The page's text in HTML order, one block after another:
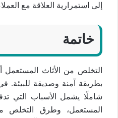
إلى استمرارية العلاقة مع
خاتمة
التخلص من الأثاث
بطريقة آمنة وصديقة للبيئة.
شاملًا يشمل الأسباب التي
المستعمل، وطرق التخلص